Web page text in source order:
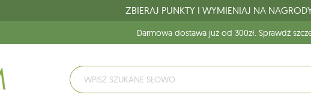
ZBIERAJ PUNKTY I WYMIENIAJ NA
Darmowa dostawa już od 300zł. Sprawdź